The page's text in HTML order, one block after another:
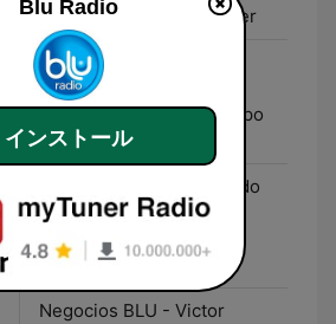
Pumarejo, Juanita Kremer
Blog Deportivo - Javier
Hernández Bonnet,
Ricardo Orrego y el equipo
deportivo de BLU
Voz Populi - Jorge Alfredo
Vargas, Álvaro Forero,
Camilo Cifuentes, María
Auxilio Vélez
Negocios BLU - Victor
Blu Radio
インストール